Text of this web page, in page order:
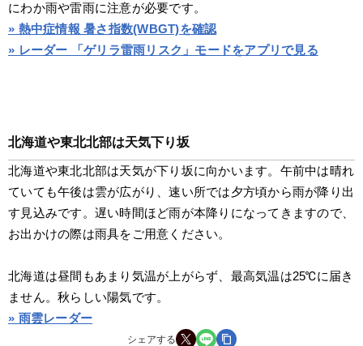
にわか雨や雷雨に注意が必要です。
» 熱中症情報 暑さ指数(WBGT)を確認
» レーダー 「ゲリラ雷雨リスク」モードをアプリで見る
北海道や東北北部は天気下り坂
北海道や東北北部は天気が下り坂に向かいます。午前中は晴れ
ていても午後は雲が広がり、速い所では夕方頃から雨が降り出
す見込みです。遅い時間ほど雨が本降りになってきますので、
お出かけの際は雨具をご用意ください。
北海道は昼間もあまり気温が上がらず、最高気温は25℃に届き
ません。秋らしい陽気です。
» 雨雲レーダー
シェアする